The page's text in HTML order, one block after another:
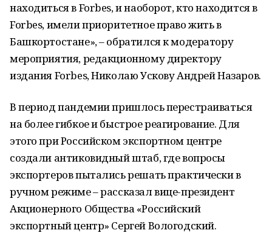
находиться в Forbes, и наоборот, кто находится в
Forbes, имели приоритетное право жить в
Башкортостане», – обратился к модератору
мероприятия, редакционному директору
издания Forbes, Николаю Ускову Андрей Назаров.
В период пандемии пришлось перестраиваться
на более гибкое и быстрое реагирование. Для
этого при Российском экспортном центре
создали антиковидный штаб, где вопросы
экспортеров пытались решать практически в
ручном режиме – рассказал вице-президент
Акционерного Общества «Российский
экспортный центр» Сергей Вологодский.